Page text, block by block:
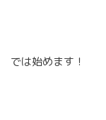
では始めます！